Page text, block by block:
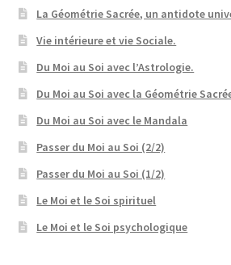
La Géométrie Sacrée, un antidote
Vie intérieure et vie Sociale.
Du Moi au Soi avec l’Astrologie.
Du Moi au Soi avec la Géométrie
Du Moi au Soi avec le Mandala
Passer du Moi au Soi (2/2)
Passer du Moi au Soi (1/2)
Le Moi et le Soi spirituel
Le Moi et le Soi psychologique